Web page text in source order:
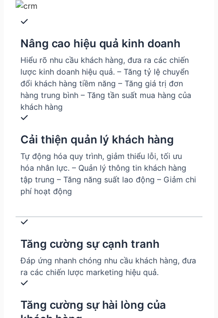
Nâng cao hiệu quả kinh doanh
Hiểu rõ nhu cầu khách hàng, đưa ra các chiến
lược kinh doanh hiệu quả. – Tăng tỷ lệ chuyển
đổi khách hàng tiềm năng – Tăng giá trị đơn
hàng trung bình – Tăng tần suất mua hàng của
khách hàng
Cải thiện quản lý khách hàng
Tự động hóa quy trình, giảm thiểu lỗi, tối ưu
hóa nhân lực. – Quản lý thông tin khách hàng
tập trung – Tăng năng suất lao động – Giảm chi
phí hoạt động
Tăng cường sự cạnh tranh
Đáp ứng nhanh chóng nhu cầu khách hàng, đưa
ra các chiến lược marketing hiệu quả.
Tăng cường sự hài lòng của